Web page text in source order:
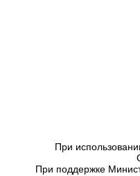
При
При поддержке